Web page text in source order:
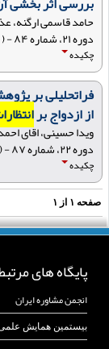
حامد قاسمی ارگنه،
دوره ۲۱، شماره ۸۴ - ( ۱۰-۱۴۰۱ )
چکیده
فراتحلیلی بر
از ازدواج بر
ویدا حسینی، اقای احمد
دوره ۲۲، شماره ۸۷ - ( ۷-۱۴۰۲ )
چکیده
۱از ۱
پایگاه های مرتبط
انجمن مشاوره ایران
بیستمین همایش علمی